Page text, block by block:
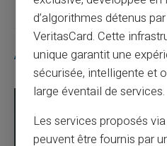
Articles similaires
d’algorithmes détenus
VeritasCard. Cette
unique garantit une
sécurisée, intelligente et
large éventail de services.
Les services proposés
peuvent être fournis par